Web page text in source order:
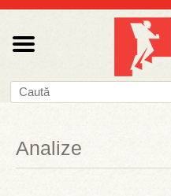
Analize